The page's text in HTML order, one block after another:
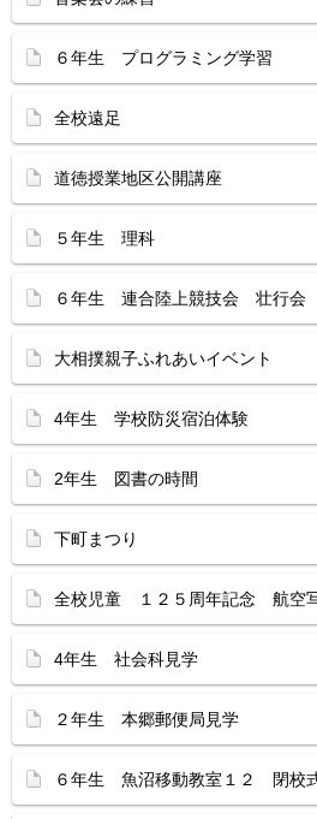
６年生 プログラミング学習
全校遠足
道徳授業地区公開講座
５年生 理科
６年生 連合陸上競技会 壮行会
大相撲親子ふれあいイベント
4年生 学校防災宿泊体験
2年生 図書の時間
下町まつり
全校児童 １２５周年記念 航空
4年生 社会科見学
２年生 本郷郵便局見学
６年生 魚沼移動教室１２ 閉校